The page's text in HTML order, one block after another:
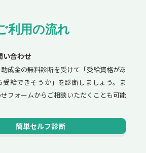
利用の流れ
い合わせ
成金の無料診断を受けて「受給資格があ
受給できそうか」を診断しましょう。ま
フォームからご相談いただくことも可能
簡単セルフ診断